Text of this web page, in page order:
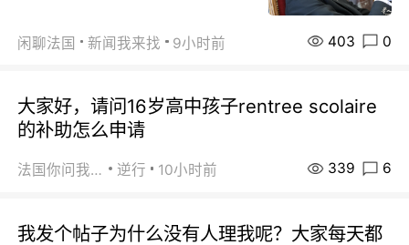
闲聊法国 新闻我来找 9小时前 403 0
大家好，请问16岁高中孩子rentree scolaire
的补助怎么申请
法国你问我答 逆行 10小时前 339 6
我发个帖子为什么没有人理我呢？大家每天都